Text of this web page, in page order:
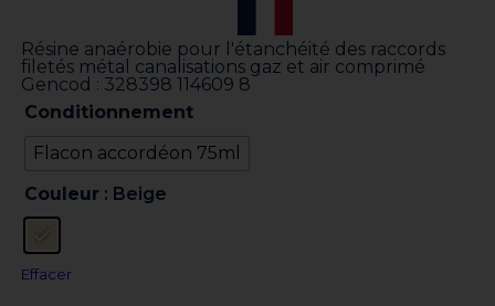
Résine anaérobie pour l'étanchéité des raccords
filetés métal canalisations gaz et air comprimé
Gencod : 328398 114609 8
Conditionnement
Flacon accordéon 75ml
Couleur : Beige
Effacer